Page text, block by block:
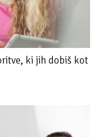
ki jih dobiš kot